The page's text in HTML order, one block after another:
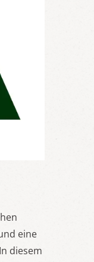
eine
diesem